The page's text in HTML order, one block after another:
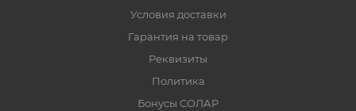
Условия доставки
Гарантия на товар
Реквизиты
Политика
Бонусы СОЛАР